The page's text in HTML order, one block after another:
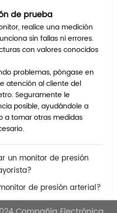
de prueba
realice una medición
sin fallas ni errores.
con valores conocidos
problemas, póngase en
atención al cliente del
Seguramente le
posible, ayudándole a
a tomar otras medidas
un monitor de presión
de presión arterial?